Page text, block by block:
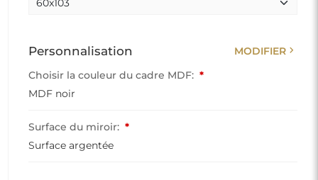
Personnalisation MODIFIER chevron_right
Choisir la couleur du cadre MDF: *
MDF noir
Surface du miroir: *
Surface argentée